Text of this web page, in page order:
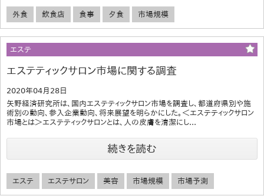
外食 飲食店 食事 夕食 市場規模
エステ
エステティックサロン市場に関する調査
2020年04月28日
矢野経済研究所は、国内エステティックサロン市場を調査し、都道府県別や施
術別の動向、参入企業動向、将来展望を明らかにした。＜エステティックサロン
市場とは＞エステティックサロンとは、人の皮膚を清潔にし...
続きを読む
エステ エステサロン 美容 市場規模 市場予測